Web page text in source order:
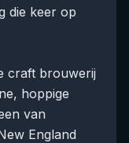
die keer op
craft brouwerij
hoppige
van
England